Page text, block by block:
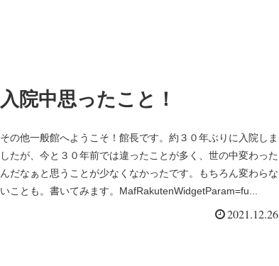
入院中思ったこと！
その他一般館へようこそ！館長です。約３０年ぶりに入院しま
したが、今と３０年前では違ったことが多く、世の中変わった
んだなぁと思うことが少なくなかったです。もちろん変わらな
いことも。書いてみます。MafRakutenWidgetParam=fu...
2021.12.26